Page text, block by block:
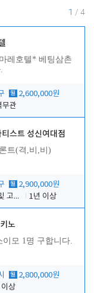
1 / 4
레호텔* 베팅삼촌
월 2,600,000원
무관
스트 성신여대점
트(격,비,비)
월 2,900,000원
객실판매 및 고객응대
1년 이상
노
이모 1명 구합니다.
월 2,800,000원
상